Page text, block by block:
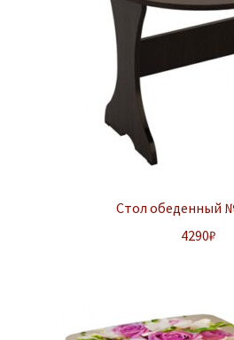
Стол обеденный
4290₽